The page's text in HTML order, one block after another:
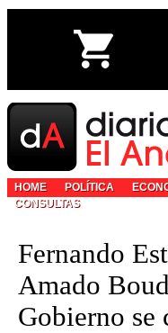
HOME POLÍTICA
CONSULTAS
Fernando
Amado
Gobierno se